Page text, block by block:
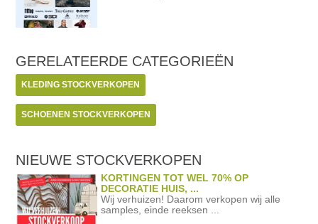
GERELATEERDE CATEGORIEËN
KLEDING STOCKVERKOPEN
SCHOENEN STOCKVERKOPEN
NIEUWE STOCKVERKOPEN
KORTINGEN TOT WEL 70% OP
DECORATIE HUIS, ...
Wij verhuizen! Daarom verkopen wij alle
samples, einde reeksen ...